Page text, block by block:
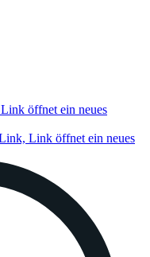
öffnet ein neues
Link öffnet ein neues